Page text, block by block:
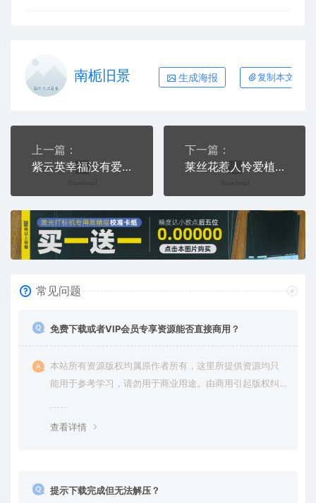
南栀旧景 生成海报 复制本文链接
上一篇：
紫云英幸福没有爱的期待PLT格式激光打标文件通用矢量图
下一篇：
莱丝花惹人怜爱植物PLT格式激光打标文件通用矢量图
常见问题
免费下载或者VIP会员专享资源能否直接商用？
本站所有资源版权均属原作者所有，这里所提供资源均只
能用于参考学习，请勿用于商业用途。由商用引起版权纠
查看详情
提示下载完成但无法解压？